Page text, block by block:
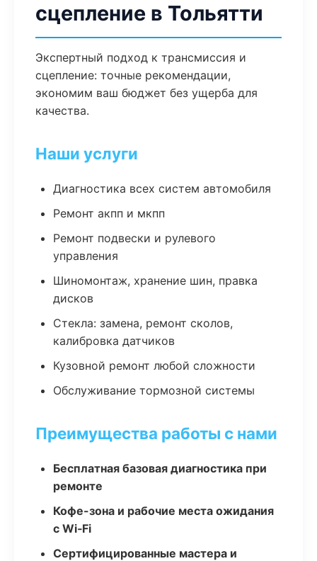
сцепление в Тольятти
Экспертный подход к трансмиссия и
сцепление: точные рекомендации,
экономим ваш бюджет без ущерба для
качества.
Наши услуги
Диагностика всех систем автомобиля
Ремонт акпп и мкпп
Ремонт подвески и рулевого
управления
Шиномонтаж, хранение шин, правка
дисков
Стекла: замена, ремонт сколов,
калибровка датчиков
Кузовной ремонт любой сложности
Обслуживание тормозной системы
Преимущества работы с нами
Бесплатная базовая диагностика при
ремонте
Кофе-зона и рабочие места ожидания
с Wi‑Fi
Сертифицированные мастера и